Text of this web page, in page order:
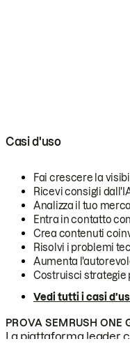
Casi d'uso
Fai crescere la
Ricevi consigli
Analizza il tuo
Entra in contatto
Crea contenuti
Risolvi i problemi
Aumenta
Costruisci strategie
Vedi tutti i casi
PROVA SEMRUSH ONE
La piattaforma leader